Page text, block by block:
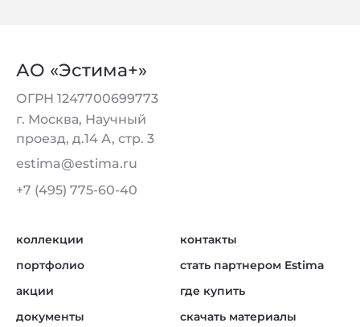
АО «Эстима+»
ОГРН 1247700699773
г. Москва, Научный
проезд, д.14 А, стр. 3
estima@estima.ru
+7 (495) 775-60-40
коллекции
портфолио
акции
документы
контакты
стать партнером Estima
где купить
скачать материалы